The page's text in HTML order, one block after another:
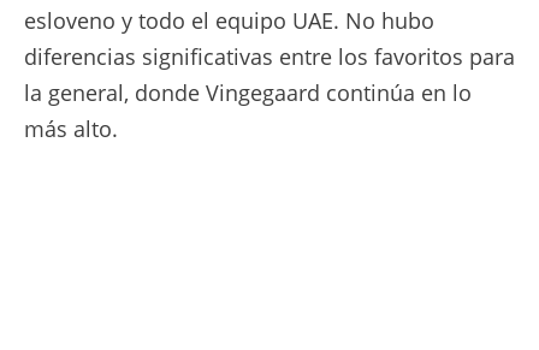
esloveno y todo el equipo UAE. No hubo
diferencias significativas entre los favoritos para
la general, donde Vingegaard continúa en lo
más alto.